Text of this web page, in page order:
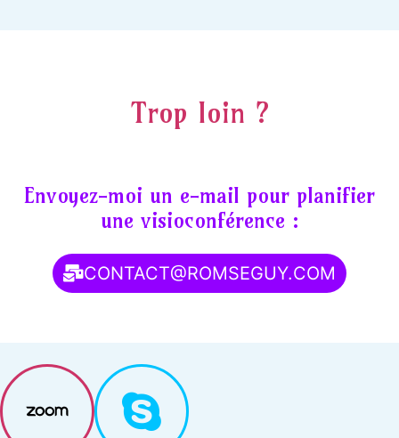
Trop loin ?
Envoyez-moi un e-mail pour planifier
une visioconférence :
CONTACT@ROMSEGUY.COM